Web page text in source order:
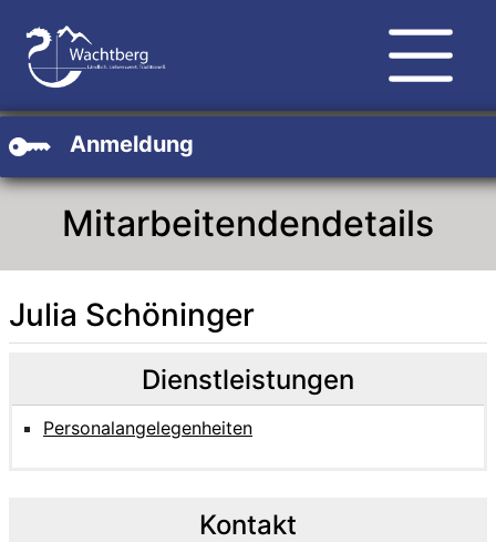
Anmeldung
Mitarbeitendendetails
Julia Schöninger
Beschreibung
Beschreibung Intern
Dienstleistungen
Personalangelegenheiten
Kontakt